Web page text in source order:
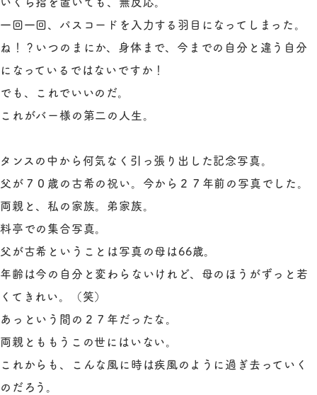
一回一回、パスコードを入力する羽目になってしまった。
ね！？いつのまにか、身体まで、今までの自分と違う自分
になっているではないですか！
でも、これでいいのだ。
これがバー様の第二の人生。
タンスの中から何気なく引っ張り出した記念写真。
父が７０歳の古希の祝い。今から２７年前の写真でした。
両親と、私の家族。弟家族。
料亭での集合写真。
父が古希ということは写真の母は66歳。
年齢は今の自分と変わらないけれど、母のほうがずっと若
くてきれい。（笑）
あっという間の２７年だったな。
両親とももうこの世にはいない。
これからも、こんな風に時は疾風のように過ぎ去っていく
のだろう。